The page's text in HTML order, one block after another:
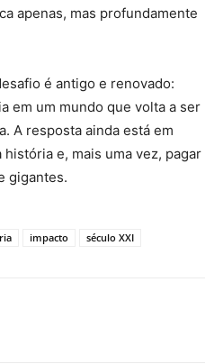
apenas, mas profundamente
é antigo e renovado:
em um mundo que volta a ser
A resposta ainda está em
e, mais uma vez, pagar
gigantes.
impacto século XXI